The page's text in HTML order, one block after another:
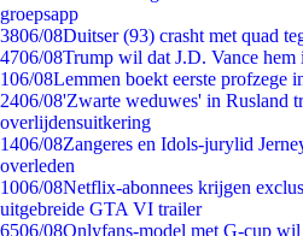
groepsapp
3806/08Duitser (93) crasht met quad
4706/08Trump wil dat J.D. Vance
106/08Lemmen boekt eerste profzege
2406/08'Zwarte weduwes' in Rusland
overlijdensuitkering
1406/08Zangeres en Idols-jurylid
overleden
1006/08Netflix-abonnees krijgen
uitgebreide GTA VI trailer
6506/08Onlyfans-model met G-cup